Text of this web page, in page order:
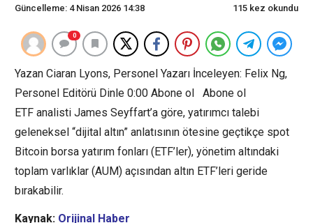
Güncelleme: 4 Nisan 2026 14:38 115 kez okundu
0
Yazan Ciaran Lyons, Personel Yazarı İnceleyen: Felix Ng,
Personel Editörü Dinle 0:00 Abone ol Abone ol
ETF analisti James Seyffart’a göre, yatırımcı talebi
geleneksel “dijital altın” anlatısının ötesine geçtikçe spot
Bitcoin borsa yatırım fonları (ETF’ler), yönetim altındaki
toplam varlıklar (AUM) açısından altın ETF’leri geride
bırakabilir.
Kaynak: Orijinal Haber